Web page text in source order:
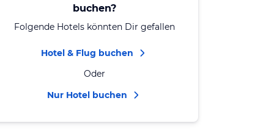
buchen?
Folgende Hotels könnten Dir gefallen
Hotel & Flug buchen
Oder
Nur Hotel buchen